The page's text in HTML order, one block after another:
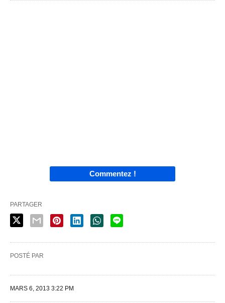
Commentez !
PARTAGER
POSTÉ PAR
MARS 6, 2013 3:22 PM